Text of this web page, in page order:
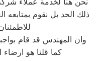
ذلك الحد بل نقوم بمتابعه
وان المهندس قد قام
كما قلنا هو ارضاء